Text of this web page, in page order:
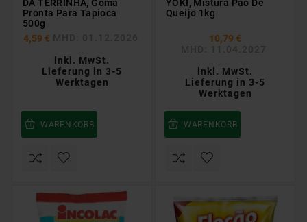
DA TERRINHA, Goma
Pronta Para Tapioca
500g
4,59 €
inkl. MwSt.
Lieferung in 3-5
Werktagen
WARENKORB
YOKI, Mistura Pao De
Queijo 1kg
10,79 €
inkl. MwSt.
Lieferung in 3-5
Werktagen
WARENKORB